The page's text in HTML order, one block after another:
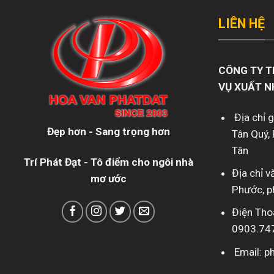
Đẹp hơn - Sang trọng hơn
Trí Phát Đạt - Tô điểm cho ngôi nhà
mơ ước
LIÊN HỆ
CÔNG TY
VỤ XUẤT
Địa chỉ
Tân
Tân
Địa chỉ
Phước,
Điện
Email: